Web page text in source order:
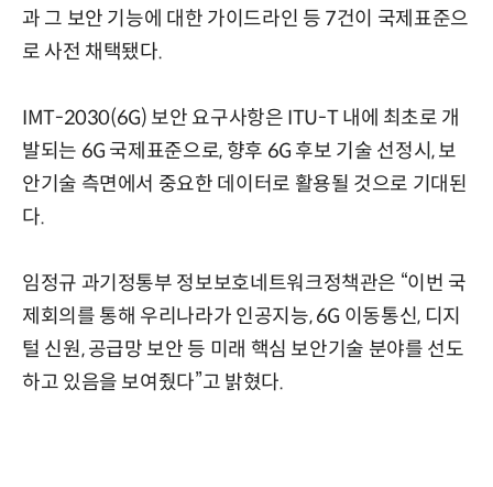
과 그 보안 기능에 대한 가이드라인 등 7건이 국제표준으
로 사전 채택됐다.
IMT-2030(6G) 보안 요구사항은 ITU-T 내에 최초로 개
발되는 6G 국제표준으로, 향후 6G 후보 기술 선정시, 보
안기술 측면에서 중요한 데이터로 활용될 것으로 기대된
다.
임정규 과기정통부 정보보호네트워크정책관은 “이번 국
제회의를 통해 우리나라가 인공지능, 6G 이동통신, 디지
털 신원, 공급망 보안 등 미래 핵심 보안기술 분야를 선도
하고 있음을 보여줬다”고 밝혔다.